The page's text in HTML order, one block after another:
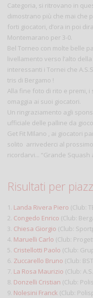
Categoria, si ritrovano in
dimostrano più che mai che
forti giocatori, d’ora in poi
Montemarano per 3-0.
Bel Torneo con molte belle
livellamento verso l’alto
interessanti i Tornei che
tris di Bergamo !
Alla fine foto di rito e premi, i
omaggia ai suoi giocatori.
Un ringraziamento agli
ufficiale delle palline da
Get Fit MIlano , ai giocatori
solito arrivederci al
ricordarvi... “Grande Squash
Risultati per
1. Landa Rivera Piero (Club:
2. Congedo Enrico (Club:
3. Chiesa Giorgio (Club:
4. Maruelli Carlo (Club:
5. Cristellotti Paolo (Club:
6. Zuccarello Bruno (Club:
7. La Rosa Maurizio (Club:
8. Donzelli Cristian (Club:
9. Nolesini Franck (Club: